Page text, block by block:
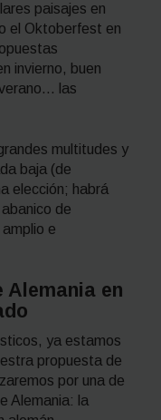
paisajes en
el Oktoberfest en
invierno, buen
las
multitudes y
baja (de
elección; habrá
de
e
en
ya estamos
propuesta de
por una de
Alemania: la